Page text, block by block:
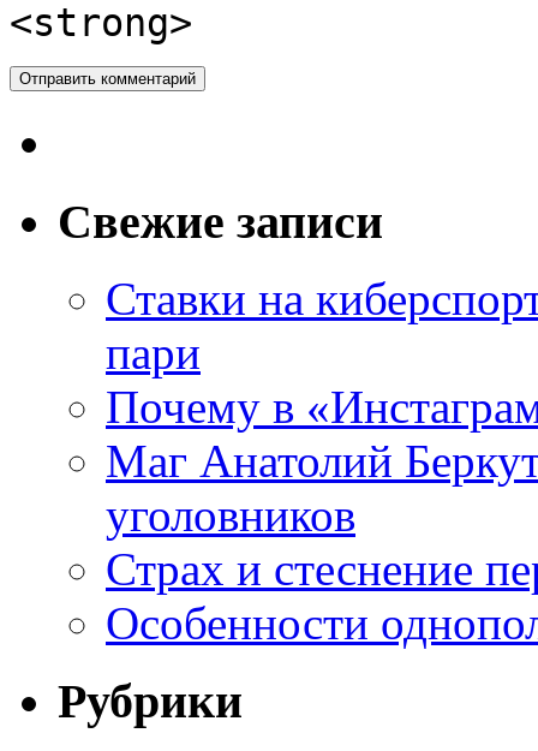
<strong>
Свежие записи
Ставки на
пари
Почему в
Маг Анатолий
уголовников
Страх и стеснение
Особенности
Рубрики